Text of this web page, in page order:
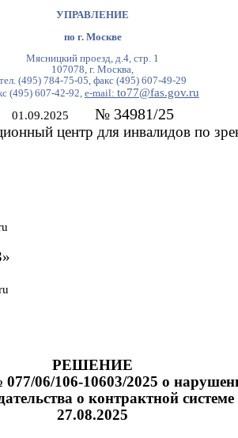
УПРАВЛЕНИЕ
по г. Москве
Мясницкий проезд, д.4, стр. 1
107078, г. Москва,
тел. (495) 784-75-05, факс (495) 607-49-29
(495) 607-42-92, e-mail: to77@fas.gov.ru
01.09.2025
№ 34981/25
центр для инвалидов по
РЕШЕНИЕ
06/106-10603/2025о
о контрактной системе
27.08.2025